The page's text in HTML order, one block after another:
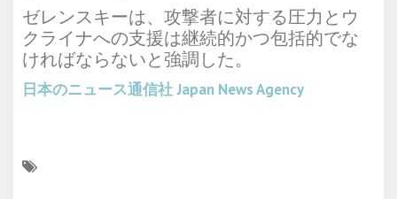
ゼレンスキーは、攻撃者に対する圧力とウ
クライナへの支援は継続的かつ包括的でな
ければならないと強調した。
日本のニュース通信社 Japan News Agency